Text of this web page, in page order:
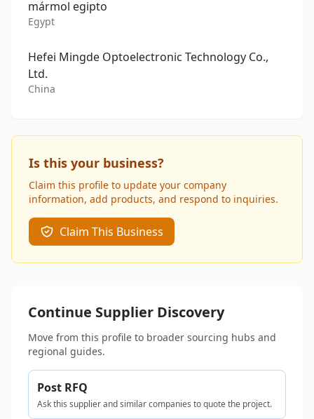
mármol egipto
Egypt
Hefei Mingde Optoelectronic Technology Co.,
Ltd.
China
Is this your business?
Claim this profile to update your company
information, add products, and respond to inquiries.
Claim This Business
Continue Supplier Discovery
Move from this profile to broader sourcing hubs and
regional guides.
Post RFQ
Ask this supplier and similar companies to quote the project.